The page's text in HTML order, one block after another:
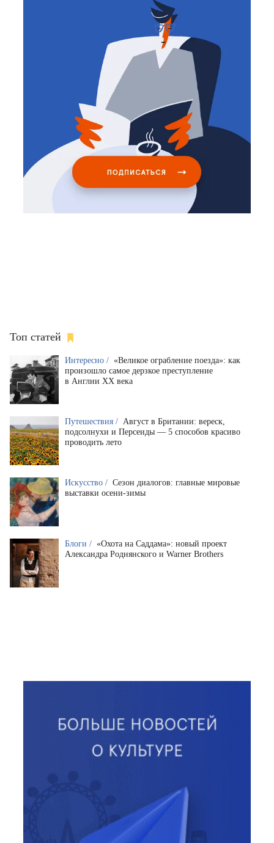
Топ статей
Интересно / «Великое ограбление поезда»: как
произошло самое дерзкое преступление
в Англии XX века
Путешествия / Август в Британии: вереск,
подсолнухи и Персеиды — 5 способов красиво
проводить лето
Искусство / Сезон диалогов: главные мировые
выставки осени-зимы
Блоги / «Охота на Саддама»: новый проект
Александра Роднянского и Warner Brothers